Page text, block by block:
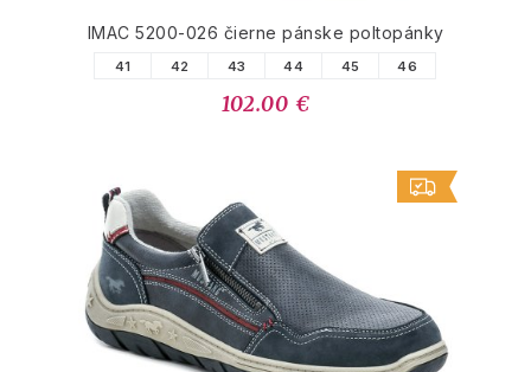
IMAC 5200-026 čierne pánske poltopánky
41 42 43 44 45 46
102.00 €